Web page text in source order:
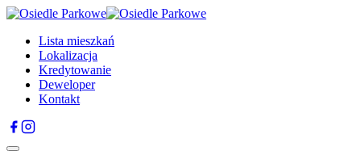
Lista mieszkań
Lokalizacja
Kredytowanie
Deweloper
Kontakt